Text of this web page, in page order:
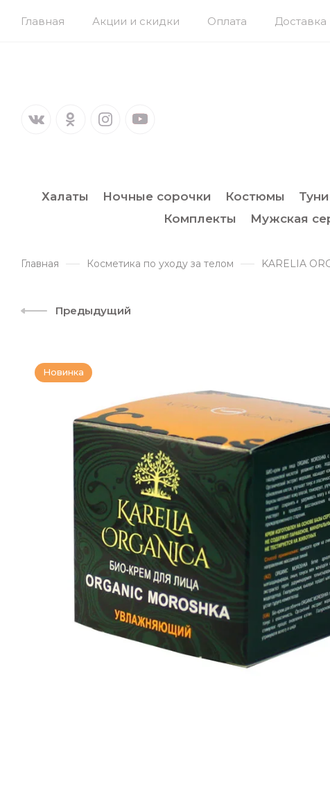
Главная Акции и скидки Оплата Доставка
Халаты Ночные сорочки Костюмы
Комплекты
Мужская
Главная Косметика по уходу за телом KARELIA
Предыдущий
Новинка